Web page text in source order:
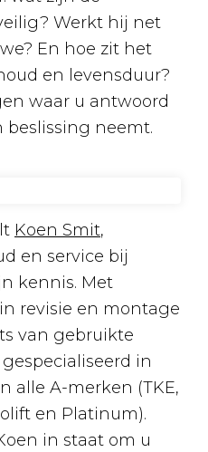
Werkt hij net
En hoe zit het
en levensduur?
waar u antwoord
beslissing neemt.
Koen Smit,
en service bij
kennis. Met
revisie en montage
van gebruikte
in
alle A-merken (TKE,
en Platinum).
in staat om u